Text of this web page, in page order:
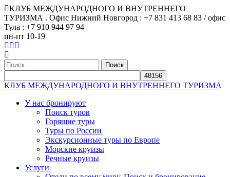
КЛУБ МЕЖДУНАРОДНОГО И ВНУТРЕННЕГО
ТУРИЗМА . Офис Нижний Новгород : +7 831 413 68 83 / офис
Тула : +7 910 944 97 94
пн-пт 10-19
Найти:
КЛУБ МЕЖДУНАРОДНОГО И ВНУТРЕННЕГО ТУРИЗМА
У нас бронируют
Поиск туров
Горящие туры
Туры по России
Экскурсионные туры по Европе
Морские круизы
Речные круизы
Услуги